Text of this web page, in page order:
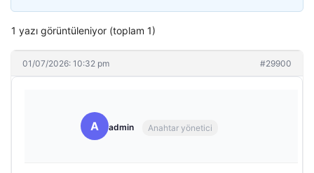
1 yazı görüntüleniyor (toplam 1)
01/07/2026: 10:32 pm #29900
A admin Anahtar yönetici